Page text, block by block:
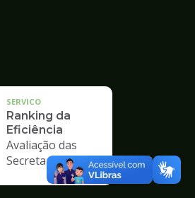
SERVICO
Ranking da
Eficiência
Avaliação das
Secretarias